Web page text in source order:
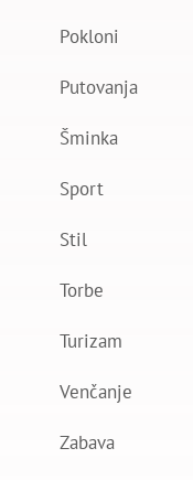
Pokloni
Putovanja
Šminka
Sport
Stil
Torbe
Turizam
Venčanje
Zabava